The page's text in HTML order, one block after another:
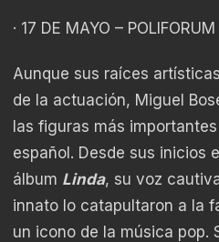
· 17 DE MAYO –
Aunque sus raíces
de la actuación, Miguel
las figuras más
español. Desde sus inicios
álbum Linda, su voz
innato lo catapultaron a la
un icono de la música pop.